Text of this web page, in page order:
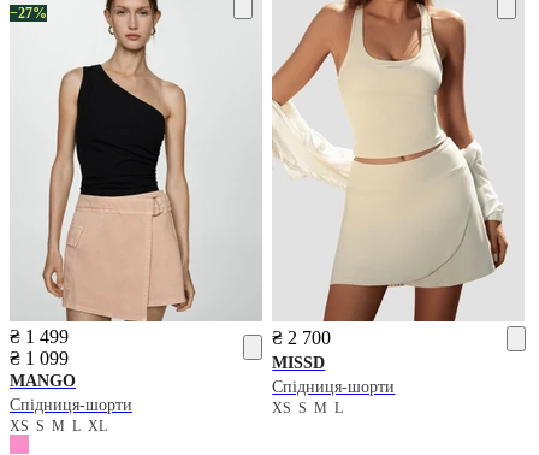
−27%
₴ 1 499
₴ 1 099
MANGO
Спідниця-шорти
XS S M L XL
₴ 2 700
MISSD
Спідниця-шорти
XSSML